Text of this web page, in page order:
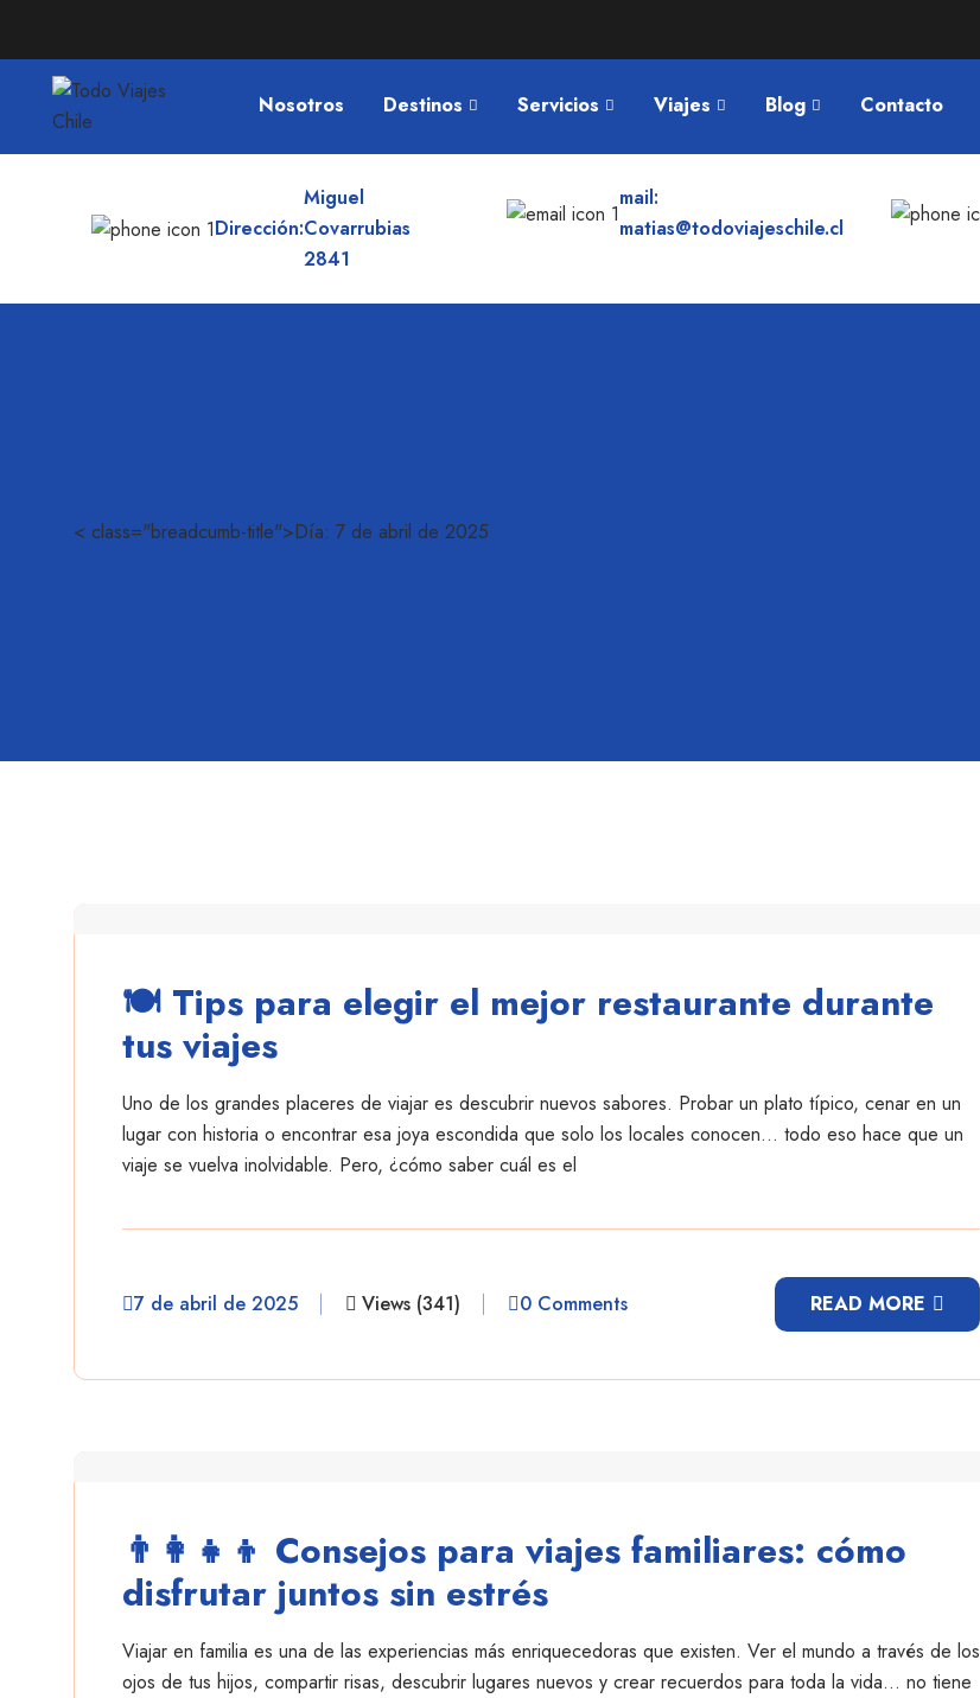
Nosotros Destinos Servicios Viajes Blog Contacto
Dirección:
Miguel
Covarrubias
2841
mail:
matias@todoviajeschile.cl
< class="breadcumb-title">Día: 7 de abril de 2025
🍽️ Tips para elegir el mejor restaurante durante
tus viajes
Uno de los grandes placeres de viajar es descubrir nuevos sabores. Probar un plato típico, cenar en un
lugar con historia o encontrar esa joya escondida que solo los locales conocen… todo eso hace que un
viaje se vuelva inolvidable. Pero, ¿cómo saber cuál es el
7 de abril de 2025 Views (341) 0 Comments READ MORE
👨‍👩‍👧‍👦 Consejos para viajes familiares: cómo
disfrutar juntos sin estrés
Viajar en familia es una de las experiencias más enriquecedoras que existen. Ver el mundo a través de los
ojos de tus hijos, compartir risas, descubrir lugares nuevos y crear recuerdos para toda la vida… no tiene